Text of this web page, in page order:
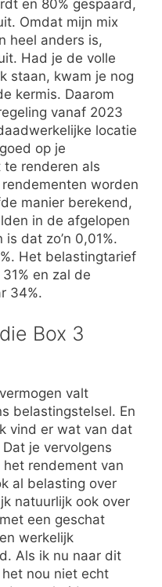
en 80% gespaard,
Omdat mijn mix
heel anders is,
Had je de volle
staan, kwam je nog
kermis. Daarom
vanaf 2023
locatie
op je
renderen als
worden
manier berekend,
in de afgelopen
dat zo’n 0,01%.
Het belastingtarief
en zal de
34%.
Box 3
valt
belastingstelsel. En
vind er wat van dat
je vervolgens
rendement van
al belasting over
natuurlijk ook over
een geschat
werkelijk
Als ik nu naar dit
nou niet echt